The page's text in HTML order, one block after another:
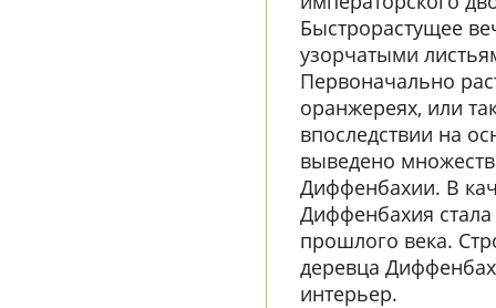
Быстрорастущее
узорчатыми
Первоначально
оранжереях, или
впоследствии на
выведено
Диффенбахии. В
Диффенбахия
прошлого века.
деревца
интерьер.